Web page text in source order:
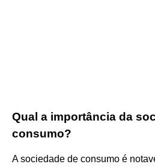
Qual a importância da
consumo?
A sociedade de consumo é